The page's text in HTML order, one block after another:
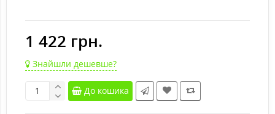
1 422 грн.
Знайшли дешевше?
До кошика